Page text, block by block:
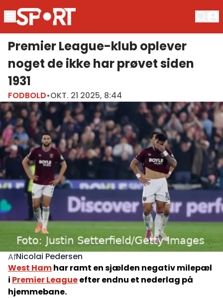
Premier League-klub oplever
noget de ikke har prøvet siden
1931
FODBOLD•OKT. 21 2025, 8:44
AfNicolai Pedersen
West Hamhar ramt en sjælden negativ milepæl
i Premier Leagueefter endnu et nederlag på
hjemmebane.